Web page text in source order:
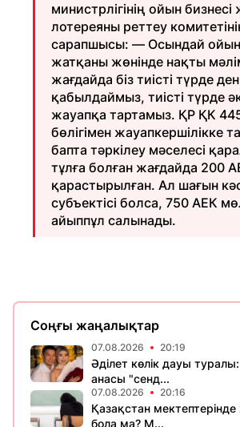
министрлігінің ойын бизнесі
лотереяны реттеу
сарапшысы: — Осындай
жатқаны жөнінде нақты
жағдайда біз тиісті түрде
қабылдаймыз, тиісті түрде
жауапқа тартамыз. ҚР ҚК
бөлігімен жауапкершілікке
бапта тәркілеу мәселесі
тұлға болған жағдайда 200
қарастырылған. Ал шағын
субъектісі болса, 750 АЕК
айыппұл салынады.
Соңғы жаңалықтар
07.08.2026 20:19
Әділет көлік дауы
анасы "сенд...
07.08.2026 20:16
Қазақстан
бола ма? М...